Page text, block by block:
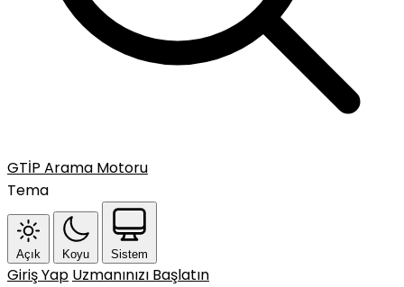
GTİP Arama Motoru
Tema
Açık Koyu Sistem
Giriş Yap Uzmanınızı Başlatın